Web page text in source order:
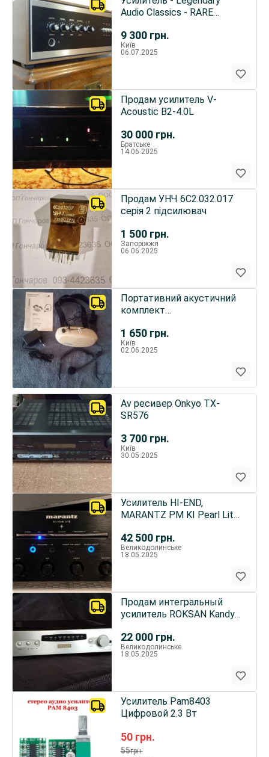
9 300 грн.
Audio Classics - RARE
201A)
Київ
06.07.2025
30 000 грн.
Продам усилитель V-
Acoustic B2-4.0L
Братське
14.06.2025
1 500 грн.
Продам УНЧ 6С2.032.017
серія 2 підсилювач
Запоріжжя
06.06.2025
1 650 грн.
Портативний акустичний
комплект
WAP-3
Київ
02.06.2025
3 700 грн.
Av ресивер Onkyo TX-
SR576
Київ
30.05.2025
42 500 грн.
Усилитель HI-END,
MARANTZ PM KI Pearl Lite
Великодолинське
18.05.2025
22 000 грн.
Продам интегральный
усилитель ROKSAN Kandy
Великодолинське
18.05.2025
50 грн.
55грн.
Усилитель Pam8403
Цифровой 2.3 Вт